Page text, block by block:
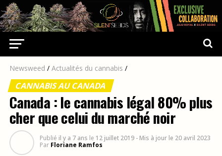
Newsweed / Actualités du cannabis /
CANNABIS AU CANADA
Canada : le cannabis légal 80% plus
cher que celui du marché noir
Publié il y a 7 ans le 12 juillet 2019 - Mis à jour le 20 avril 2023
Par Floriane Ramfos